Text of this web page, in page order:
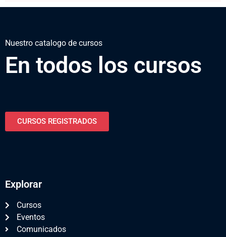
Nuestro catalogo de cursos
En todos los cursos
CURSOS REGISTRADOS
Explorar
Cursos
Eventos
Comunicados